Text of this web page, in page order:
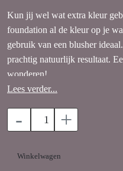
Kun jij wel wat extra kleur
foundation al de kleur op je
gebruik van een blusher
prachtig natuurlijk resultaat.
wonderen!
Lees verder...
- +
Winkelwagen